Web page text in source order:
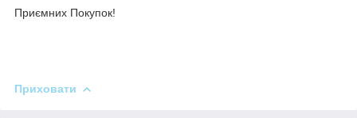
Приємних Покупок!
Приховати